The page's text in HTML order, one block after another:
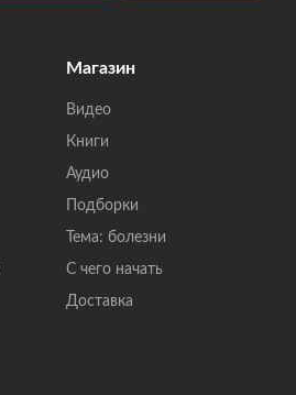
Магазин
Видео
Книги
Аудио
Подборки
Тема: болезни
С чего начать
Доставка